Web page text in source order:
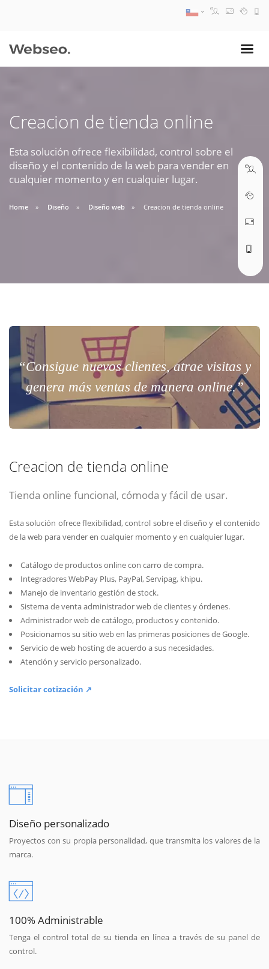
Creacion de tienda online
Esta solución ofrece flexibilidad, control sobre el
diseño y el contenido de la web para vender en
cualquier momento y en cualquier lugar.
Home Diseño Diseño web Creacion de tienda online
“Consigue nuevos clientes, atrae visitas y
genera más ventas de manera online.”
Creacion de tienda online
Tienda online funcional, cómoda y fácil de usar.
Esta solución ofrece flexibilidad, control sobre el diseño y el contenido
de la web para vender en cualquier momento y en cualquier lugar.
Catálogo de productos online con carro de compra.
Integradores WebPay Plus, PayPal, Servipag, khipu.
Manejo de inventario gestión de stock.
Sistema de venta administrador web de clientes y órdenes.
Administrador web de catálogo, productos y contenido.
Posicionamos su sitio web en las primeras posiciones de Google.
Servicio de web hosting de acuerdo a sus necesidades.
Atención y servicio personalizado.
Solicitar cotización ↗
Diseño personalizado
Proyectos con su propia personalidad, que transmita los valores de la
marca.
100% Administrable
Tenga el control total de su tienda en línea a través de su panel de
control.
09:30 AM A 18:30 PM
soporte@webseo.cl
ABRIR TICKET